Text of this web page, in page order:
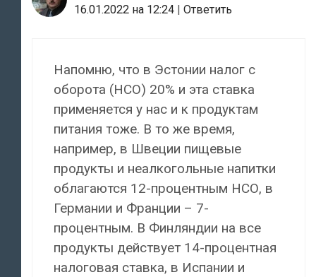
16.01.2022 на 12:24 | Ответить
Напомню, что в Эстонии налог с
оборота (НСО) 20% и эта ставка
применяется у нас и к продуктам
питания тоже. В то же время,
например, в Швеции пищевые
продукты и неалкогольные напитки
облагаются 12-процентным НСО, в
Германии и Франции – 7-
процентным. В Финляндии на все
продукты действует 14-процентная
налоговая ставка, в Испании и